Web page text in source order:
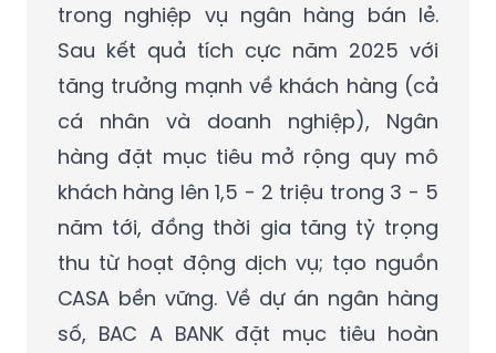
trong nghiệp vụ ngân hàng bán lẻ.
Sau kết quả tích cực năm 2025 với
tăng trưởng mạnh về khách hàng (cả
cá nhân và doanh nghiệp), Ngân
hàng đặt mục tiêu mở rộng quy mô
khách hàng lên 1,5 - 2 triệu trong 3 - 5
năm tới, đồng thời gia tăng tỷ trọng
thu từ hoạt động dịch vụ; tạo nguồn
CASA bền vững. Về dự án ngân hàng
số, BAC A BANK đặt mục tiêu hoàn